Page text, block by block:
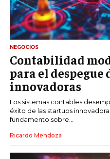
NEGOCIOS
Contabilidad
para el despegue
innovadoras
Los sistemas contables
éxito de las startups
fundamento sobre...
Ricardo Mendoza